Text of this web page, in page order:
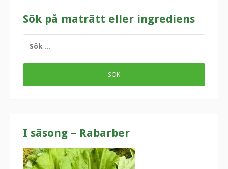
Sök på maträtt eller ingrediens
EFTER:
I säsong – Rabarber